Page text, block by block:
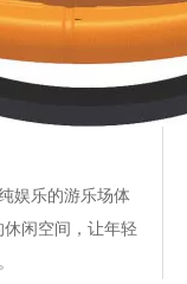
娱乐的游乐场体
休闲空间，让年轻